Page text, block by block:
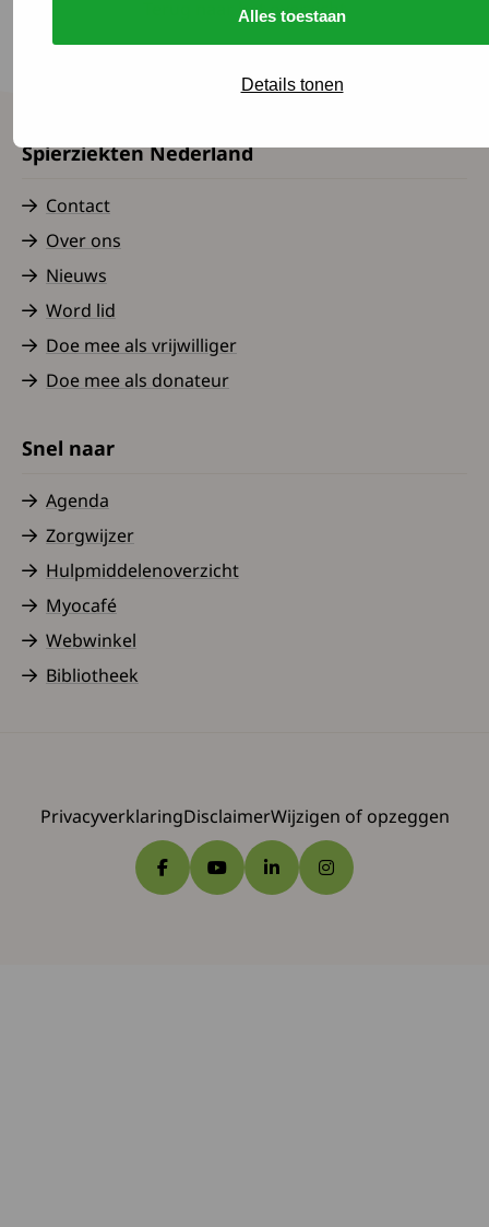
Alles toestaan
Details tonen
Terug naar het overzicht
Spierziekten Nederland
Contact
Over ons
Nieuws
Word lid
Doe mee als vrijwilliger
Doe mee als donateur
Snel naar
Agenda
Zorgwijzer
Hulpmiddelenoverzicht
Myocafé
Webwinkel
Bibliotheek
PrivacyverklaringDisclaimerWijzigen of opzeggen
Ga naar Facebook
Ga naar YouTube
Ga naar LinkedIn
Ga naar Instagram